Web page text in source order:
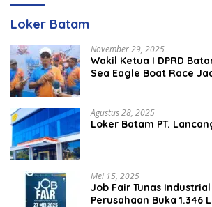
Loker Batam
November 29, 2025
Wakil Ketua I DPRD
Sea Eagle Boat Race
Agustus 28, 2025
Loker Batam PT.
Mei 15, 2025
Job Fair Tunas
Perusahaan Buka 1.346